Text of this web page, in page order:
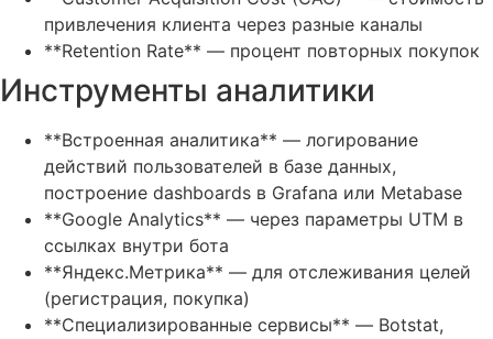
привлечения клиента через разные каналы
**Retention Rate** — процент повторных покупок
Инструменты аналитики
**Встроенная аналитика** — логирование
действий пользователей в базе данных,
построение dashboards в Grafana или Metabase
**Google Analytics** — через параметры UTM в
ссылках внутри бота
**Яндекс.Метрика** — для отслеживания целей
(регистрация, покупка)
**Специализированные сервисы** — Botstat,